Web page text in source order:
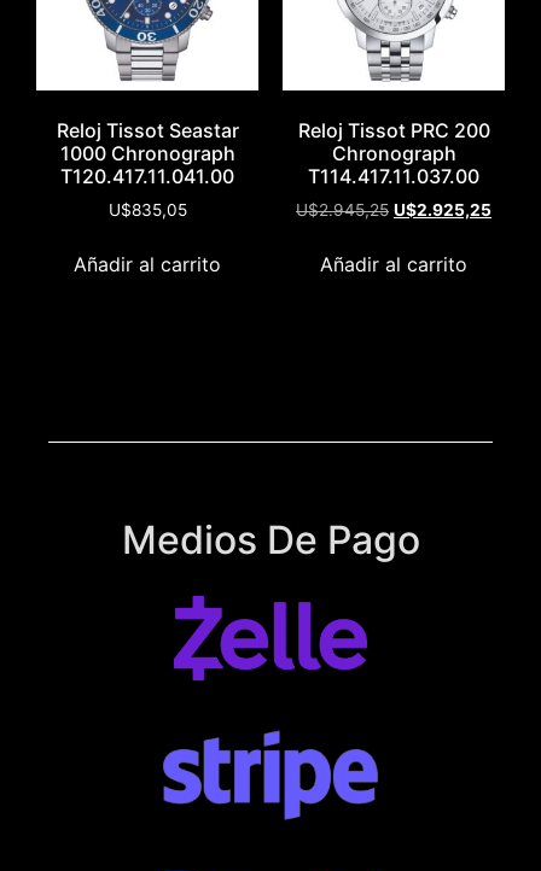
Reloj Tissot Seastar
1000 Chronograph
T120.417.11.041.00
U$835,05
Añadir al carrito
Reloj Tissot PRC 200
Chronograph
T114.417.11.037.00
U$2.945,25 U$2.925,25
Añadir al carrito
Medios De Pago